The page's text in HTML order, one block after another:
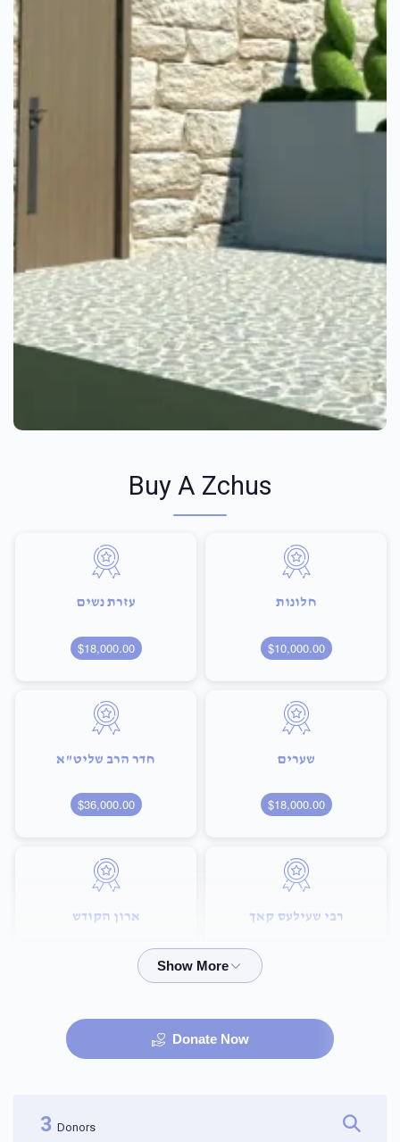
Buy A Zchus
חלונות
$10,000.00
עזרת נשים
$18,000.00
שערים
$18,000.00
חדר הרב שליט"א
$36,000.00
רבי שעילעס קאך ארון הקודש
Donate Now
3 Donors